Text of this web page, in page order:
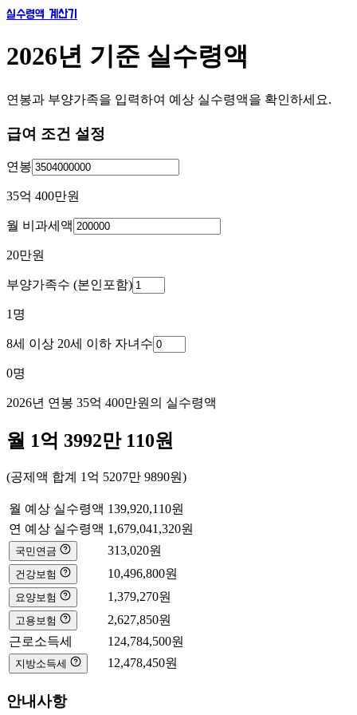
실수령액 계산기
2026년 기준 실수령액
연봉과 부양가족을 입력하여 예상 실수령액을 확인하세요.
급여 조건 설정
연봉
35억 400만원
월 비과세액
20만원
부양가족수 (본인포함)
1 명
8세 이상 20세 이하 자녀수
0명
2026년 연봉 35억 400만원의 실수령액
월 1억 3992만 110원
(공제액 합계 1억 5207만 9890원)
월 예상 실수령액 139,920,110원
연 예상 실수령액 1,679,041,320원
국민연금 313,020원
건강보험 10,496,800원
요양보험 1,379,270원
고용보험 2,627,850원
근로소득세
124,784,500원
지방소득세 12,478,450원
안내사항